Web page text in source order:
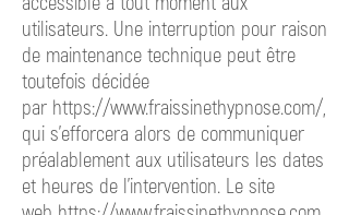
utilisateurs. Une interruption pour raison
de maintenance technique peut être
toutefois décidée
par https://www.fraissinethypnose.com/,
qui s’efforcera alors de communiquer
préalablement aux utilisateurs les dates
et heures de l’intervention. Le site